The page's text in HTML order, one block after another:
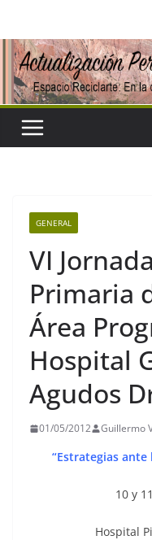
contenido
GENERAL
VI
Primaria
Área
Hospital
Agudos
01/05/2012 Guillermo
“Estrategias ante
10 y
Hospital